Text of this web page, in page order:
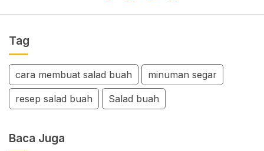
Tag
cara membuat salad buah minuman segar
resep salad buah Salad buah
Baca Juga